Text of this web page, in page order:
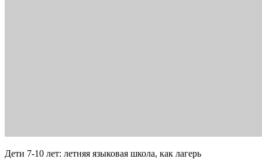
Дети 7-10 лет: летняя языковая школа, как лагерь